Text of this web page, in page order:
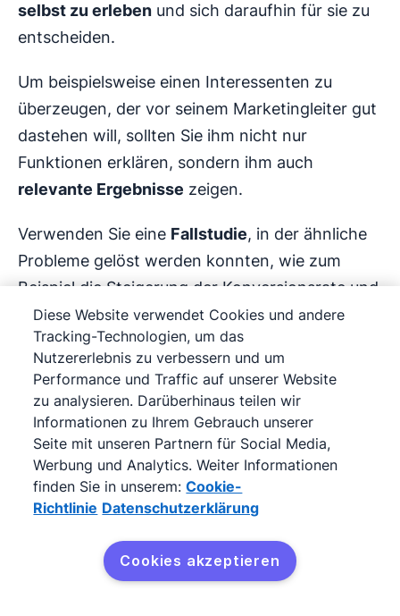
selbst zu erleben und sich daraufhin für sie zu
entscheiden.
Um beispielsweise einen Interessenten zu
überzeugen, der vor seinem Marketingleiter gut
dastehen will, sollten Sie ihm nicht nur
Funktionen erklären, sondern ihm auch
relevante Ergebnisse zeigen.
Verwenden Sie eine Fallstudie, in der ähnliche
Probleme gelöst werden konnten, wie zum
Beispiel die Steigerung der Konversionsrate und
des Website-Traffics. Präsentieren Sie Ihre
Beweise in Form von Screenshots oder
Analysediagrammen, um zu zeigen, dass Sie das
Problem des potenziellen Kunden lösen können.
Wenn Sie im Vorfeld während des
Verkaufsprozesses Ihre Hausaufgaben machen,
ist die Wahrscheinlichkeit größer, dass sich Ihr
Interessent für Ihre Lösung entscheidet.
Kostenlos testen
Diese Website verwendet Cookies und andere
Tracking-Technologien, um das
Nutzererlebnis zu verbessern und um
Performance und Traffic auf unserer Website
zu analysieren. Darüberhinaus teilen wir
Informationen zu Ihrem Gebrauch unserer
Seite mit unseren Partnern für Social Media,
Werbung und Analytics. Weiter Informationen
finden Sie in unserem: Cookie-
Richtlinie Datenschutzerklärung
Cookies akzeptieren